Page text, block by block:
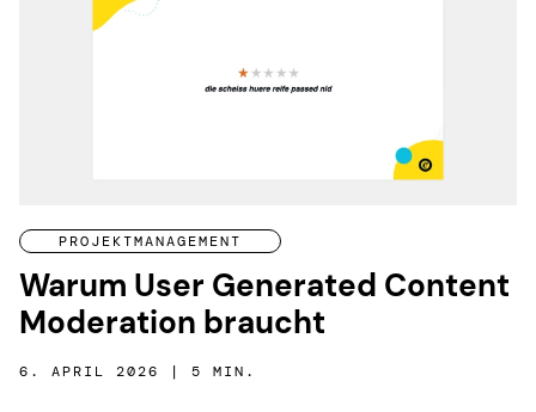
PROJEKTMANAGEMENT
Warum User Generated Content
Moderation braucht
6. APRIL 2026 | 5 MIN.